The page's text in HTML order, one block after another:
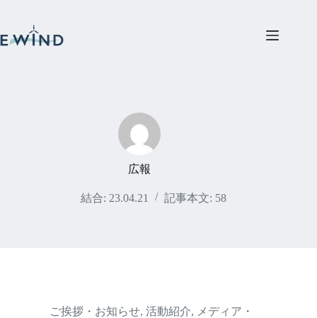
テ
広報
結合: 23.04.21 記事本文: 58
ご挨拶・お知らせ, 活動紹介, メディア・